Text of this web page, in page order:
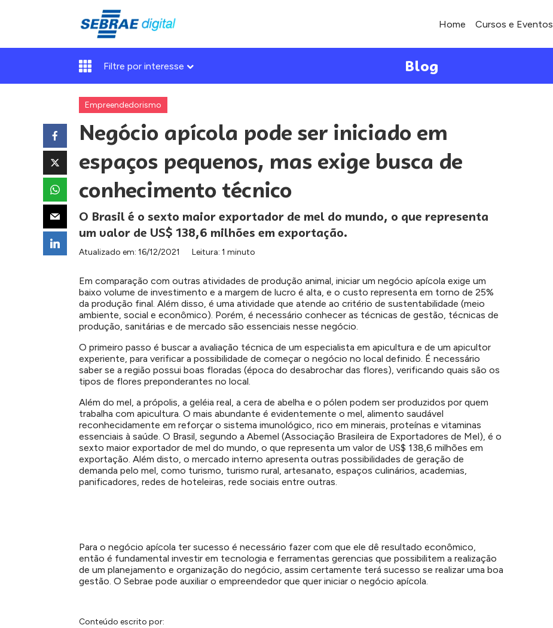
Home Cursos e Eventos
Filtre por interesse Blog
Empreendedorismo
Negócio apícola pode ser iniciado em
espaços pequenos, mas exige busca de
conhecimento técnico
O Brasil é o sexto maior exportador de mel do mundo, o que representa
um valor de US$ 138,6 milhões em exportação.
Atualizado em: 16/12/2021 Leitura: 1 minuto
Em comparação com outras atividades de produção animal, iniciar um negócio apícola exige um
baixo volume de investimento e a margem de lucro é alta, e o custo representa em torno de 25%
da produção final. Além disso, é uma atividade que atende ao critério de sustentabilidade (meio
ambiente, social e econômico). Porém, é necessário conhecer as técnicas de gestão, técnicas de
produção, sanitárias e de mercado são essenciais nesse negócio.
O primeiro passo é buscar a avaliação técnica de um especialista em apicultura e de um apicultor
experiente, para verificar a possibilidade de começar o negócio no local definido. É necessário
saber se a região possui boas floradas (época do desabrochar das flores), verificando quais são os
tipos de flores preponderantes no local.
Além do mel, a própolis, a geléia real, a cera de abelha e o pólen podem ser produzidos por quem
trabalha com apicultura. O mais abundante é evidentemente o mel, alimento saudável
reconhecidamente em reforçar o sistema imunológico, rico em minerais, proteínas e vitaminas
essenciais à saúde. O Brasil, segundo a Abemel (Associação Brasileira de Exportadores de Mel), é o
sexto maior exportador de mel do mundo, o que representa um valor de US$ 138,6 milhões em
exportação. Além disto, o mercado interno apresenta outras possibilidades de geração de
demanda pelo mel, como turismo, turismo rural, artesanato, espaços culinários, academias,
panificadores, redes de hoteleiras, rede sociais entre outras.
Para o negócio apícola ter sucesso é necessário fazer com que ele dê resultado econômico,
então é fundamental investir em tecnologia e ferramentas gerencias que possibilitem a realização
de um planejamento e organização do negócio, assim certamente terá sucesso se realizar uma boa
gestão. O Sebrae pode auxiliar o empreendedor que quer iniciar o negócio apícola.
Conteúdo escrito por: